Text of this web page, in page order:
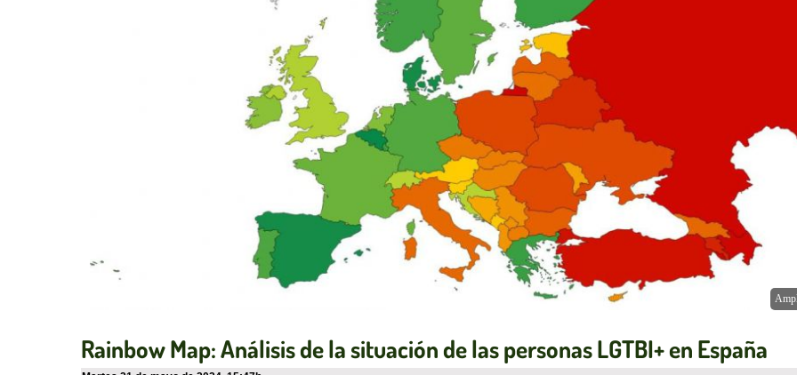
Rainbow Map: Análisis de la situación de las personas LGTBI+ en España